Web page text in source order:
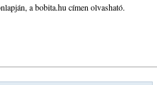
a bobita.hu címen olvasható.